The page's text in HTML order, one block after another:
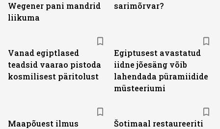
Wegener pani mandrid
liikuma
sarimõrvar?
Vanad egiptlased
teadsid vaarao pistoda
kosmilisest päritolust
Egiptusest avastatud
iidne jõesäng võib
lahendada püramiidide
müsteeriumi
Maapõuest ilmus
Šotimaal restaureeriti